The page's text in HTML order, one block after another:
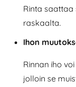
Rinta saattaa
raskaalta.
Ihon
Rinnan iho
jolloin se